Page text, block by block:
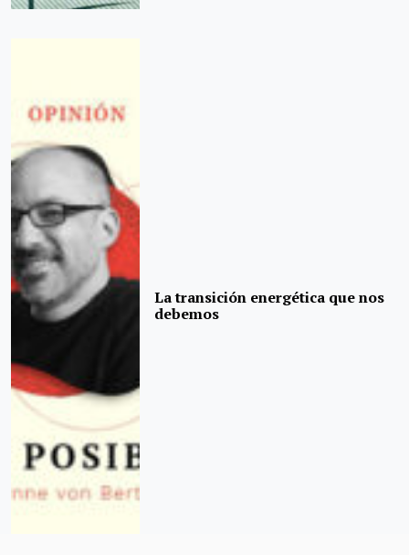
La transición energética que nos
debemos